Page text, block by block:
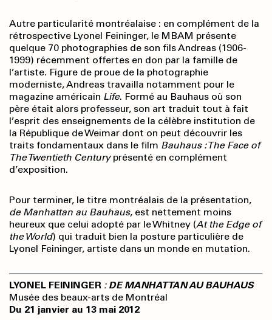
Autre particularité montréalaise : en complé­ment de la
rétrospective Lyonel Feininger, le MBAM présente
quelque 70 photographies de son fils Andreas (1906-
1999) récemment offertes en don par la famille de
l’artiste. Figure de proue de la photographie
moderniste, Andreas travailla notamment pour le
magazine américain Life. Formé au Bauhaus où son
père était alors professeur, son art traduit tout à fait
l’esprit des enseignements de la célèbre institution de
la République de Weimar dont on peut découvrir les
traits fondamentaux dans le film Bauhaus : The Face of
The Twentieth Centuryprésenté en complément
d’exposition.
Pour terminer, le titre montréalais de la présentation,
de Manhattan au Bauhaus, est nettement moins
heureux que celui adopté par le Whitney (At the Edge of
the World) qui traduit bien la posture particulière de
Lyonel Feininger, artiste dans un monde en mutation.
LYONEL FEININGER : DE MANHATTAN AU BAUHAUS
Musée des beaux-arts de Montréal
Du 21 janvier au 13 mai 2012